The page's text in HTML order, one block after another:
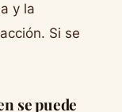
y la
Si se
se puede